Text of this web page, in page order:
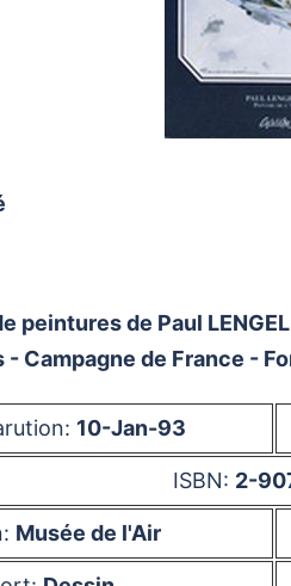
peintures de Paul
Campagne de France -
10-Jan-93
ISBN: 2-
Musée de l'Air